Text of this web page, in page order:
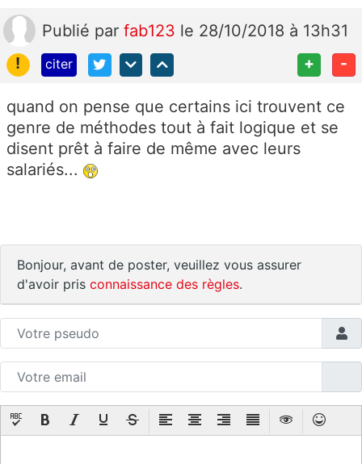
Publié par fab123 le 28/10/2018 à 13h31
!
citer + -
quand on pense que certains ici trouvent ce
genre de méthodes tout à fait logique et se
disent prêt à faire de même avec leurs
salariés...
Bonjour, avant de poster, veuillez vous assurer
d'avoir pris connaissance des règles.